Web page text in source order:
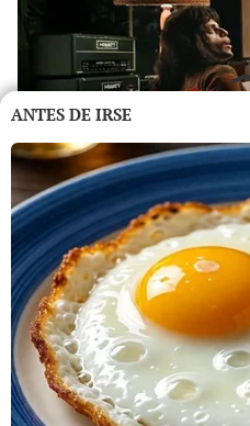
ANTES DE IRSE